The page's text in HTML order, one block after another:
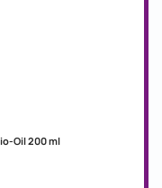
Oil 200 ml